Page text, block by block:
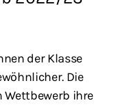
der Klasse
Die
Wettbewerb ihre